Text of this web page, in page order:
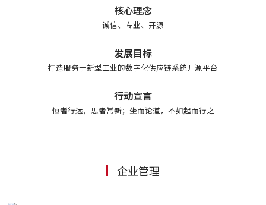
核心理念
诚信、专业、开源
发展目标
打造服务于新型工业的数字化供应链系统开源平台
行动宣言
恒者行远，思者常新；坐而论道，不如起而行之
企业管理